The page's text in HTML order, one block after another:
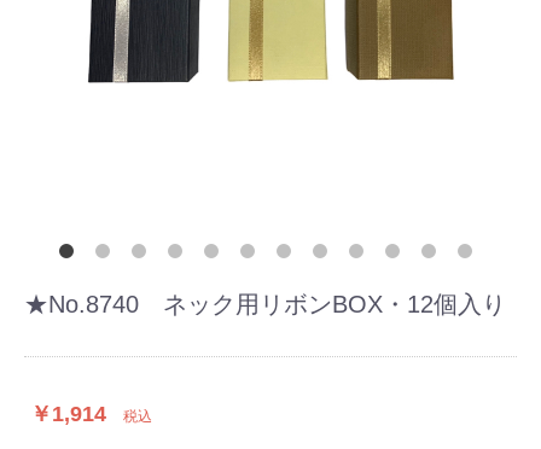
★No.8740 ネック用リボンBOX・12個入り
￥1,914 税込